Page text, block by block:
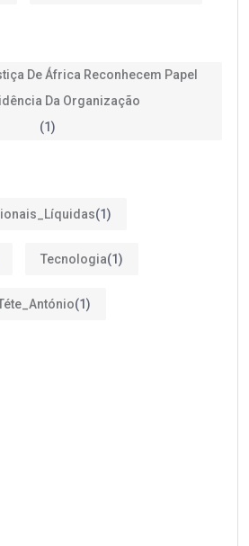
De África Reconhecem Papel
Da Organização
(1)
(1)
Tecnologia(1)
(1)